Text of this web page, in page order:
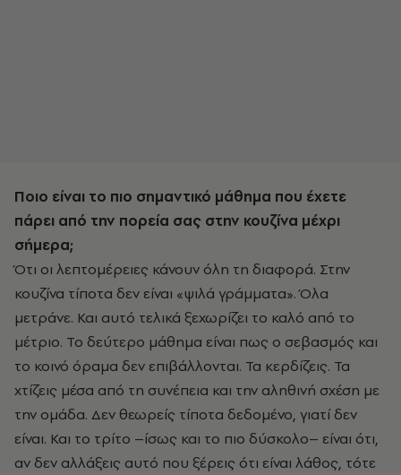
Ποιο είναι το πιο σημαντικό μάθημα που έχετε
πάρει από την πορεία σας στην κουζίνα μέχρι
σήμερα;
Ότι οι λεπτομέρειες κάνουν όλη τη διαφορά. Στην
κουζίνα τίποτα δεν είναι «ψιλά γράμματα». Όλα
μετράνε. Και αυτό τελικά ξεχωρίζει το καλό από το
μέτριο. Το δεύτερο μάθημα είναι πως ο σεβασμός και
το κοινό όραμα δεν επιβάλλονται. Τα κερδίζεις. Τα
χτίζεις μέσα από τη συνέπεια και την αληθινή σχέση με
την ομάδα. Δεν θεωρείς τίποτα δεδομένο, γιατί δεν
είναι. Και το τρίτο –ίσως και το πιο δύσκολο– είναι ότι,
αν δεν αλλάξεις αυτό που ξέρεις ότι είναι λάθος, τότε